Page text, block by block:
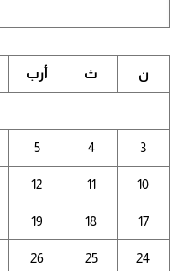
ن ث أرب
3
4
5
10
11
12
17
18
19
24
25
26